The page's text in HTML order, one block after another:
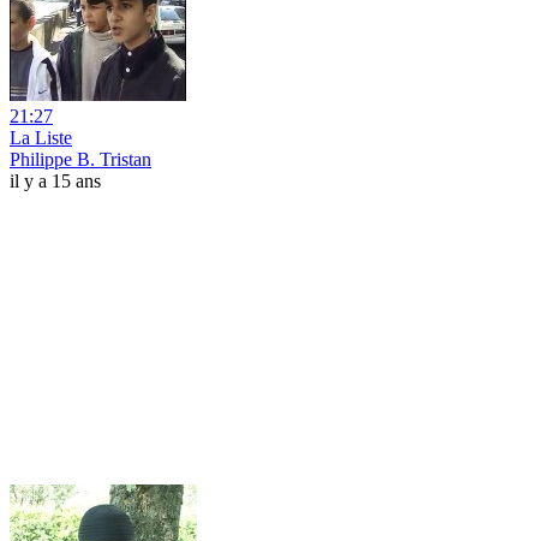
21:27
La Liste
Philippe B. Tristan
il y a 15 ans